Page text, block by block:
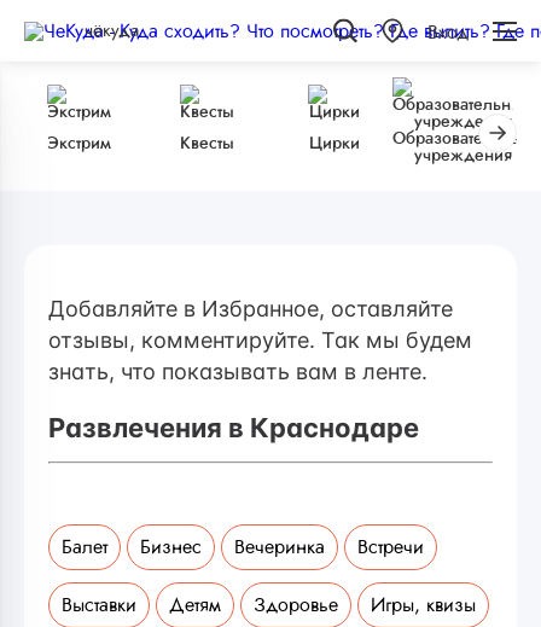
чёкуда Вход
Экстрим Квесты Цирки
Образовательные
учреждения
Добавляйте в Избранное, оставляйте
отзывы, комментируйте. Так мы будем
знать, что показывать вам в ленте.
Развлечения в Краснодаре
Балет Бизнес Вечеринка Встречи
Выставки Детям Здоровье Игры, квизы